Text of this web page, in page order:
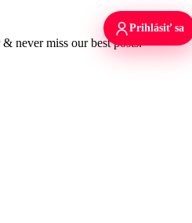
never miss our best posts.
Prihlásiť sa